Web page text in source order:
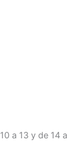
a 13 y de 14 a